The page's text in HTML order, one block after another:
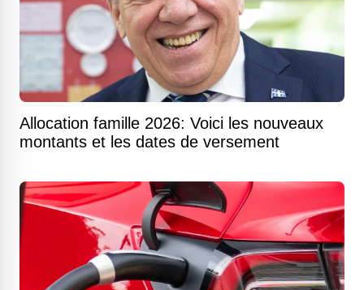
Allocation famille 2026: Voici les nouveaux
montants et les dates de versement